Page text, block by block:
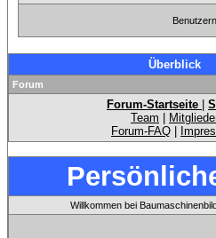
Überblick
Forum
Forum-Startseite
Team
Forum-FAQ
Willkommen bei